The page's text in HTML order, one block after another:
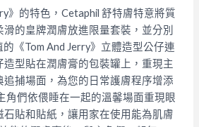
》的特色，Cetaphil 舒特膚特意將質
的皇牌潤膚放進限量套裝，並分別
《Tom And Jerry》立體造型公仔連
型貼在潤膚膏的包裝罐上，重現主
追捕場面，為您的日常護膚程序增添
角們依偎睡在一起的溫馨場面重現眼
貼和貼紙，讓用家在使用能為肌膚